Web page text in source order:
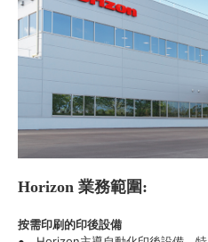
Horizon 業務範圍:
按需印刷的印後設備